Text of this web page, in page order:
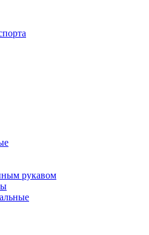
рукавом